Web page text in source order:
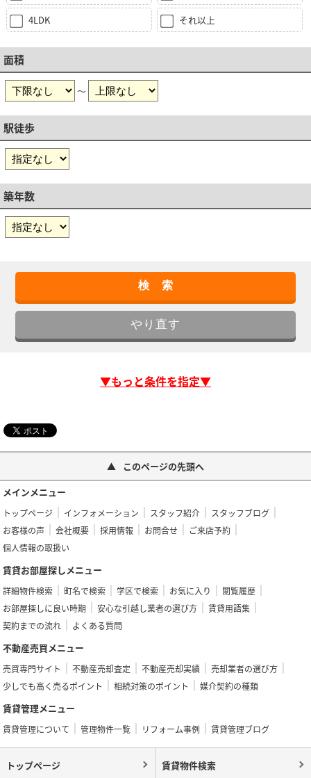
4LDK それ以上
面積
～
駅徒歩
築年数
▼もっと条件を指定▼
このページの先頭へ
メインメニュー
トップページ インフォメーション スタッフ紹介
スタッフブログ
お客様の声
会社概要 採用情報 お問合せ
ご来店予約
個人情報の取扱い
賃貸お部屋探しメニュー
詳細物件検索 町名で検索 学区で検索 お気に入り
閲覧履歴
お部屋探しに良い時期
安心な引越し業者の選び方
賃貸用語集
契約までの流れ
よくある質問
不動産売買メニュー
売買専門サイト 不動産売却査定 不動産売却実績
売却業者の選び方
少しでも高く売るポイント
相続対策のポイント 媒介契約の種類
賃貸管理メニュー
賃貸管理について 管理物件一覧 リフォーム事例 賃貸管理ブログ
トップページ 賃貸物件検索